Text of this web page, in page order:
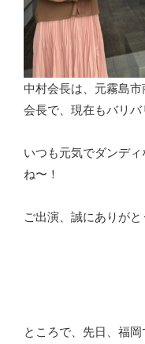
中村会長は、元霧島
会長で、現在もバリバ
いつも元気でダンデ
ね〜！
ご出演、誠にありがと
ところで、先日、福